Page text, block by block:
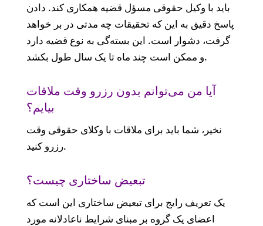
باید با وکیل حقوقی مسؤل قضیه همکاری کند. دادن
پاسخ دقیق به این که تحقیقات چه مدتی در بر خواهد
گرفت، دشوار است. این بسته‌‌گی به نوع قضیه دارد
و ممکن است چند ماه تا یک سال طول بکشد.
آیا من می‌‌توانم بدون رزرو وقت ملاقات
بیایم؟
نخیر، شما باید برای ملاقات با وکلای حقوقی وقت
رزرو کنید.
تبعیض ساختاری چیست؟
یک تعریف رایج برای تبعیض ساختاری این است که
اعضای یک گروه بر مبنای شرایط ناعادلانه مورد